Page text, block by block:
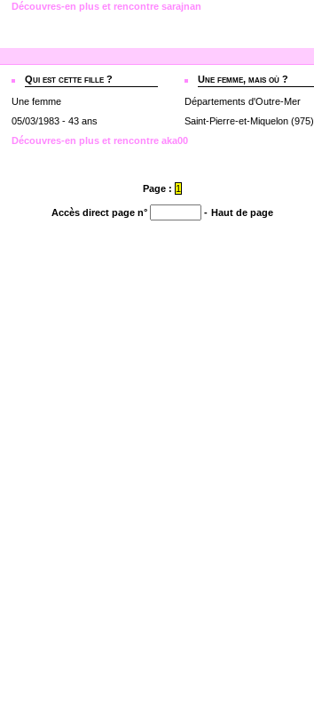
Découvres-en plus et rencontre sarajnan
Qui est cette fille ?
Une femme
05/03/1983 - 43 ans
Une femme, mais où ?
Départements d'Outre-Mer
Saint-Pierre-et-Miquelon (975)
Découvres-en plus et rencontre aka00
Page : 1
Accès direct page n° - Haut de page